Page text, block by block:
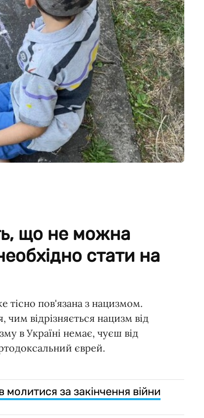
що не можна
стати на
тісно пов'язана з нацизмом.
відрізняється нацизм від
в Україні немає, чуєш від
єврей.
за закінчення війни